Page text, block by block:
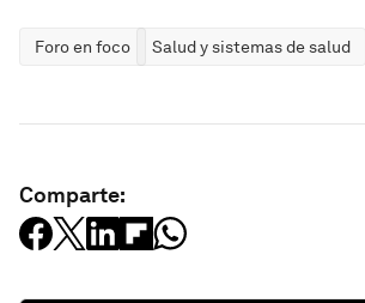
Foro en foco Salud y sistemas de salud
Comparte: